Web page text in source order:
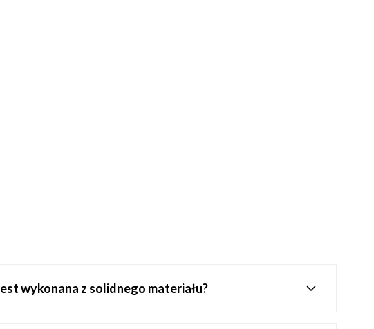
wykonana z solidnego materiału?